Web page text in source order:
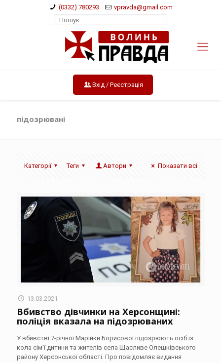
(0332) 780293 vpravda@gmail.com
Вхід / Реєстрація
підозрювані
Категорії Теги Автори Показати всі
13.03.2021
Вбивство дівчинки на Херсонщині:
поліція вказала на підозрюваних
У вбивстві 7-річної Марійки Борисової підозрюють осіб із
кола сім’ї дитини та жителів села Щасливе Олешківського
району Херсонської області. Про повідомляє видання